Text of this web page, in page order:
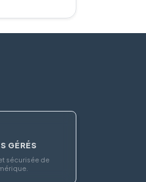
GÉRÉS
sécurisée de